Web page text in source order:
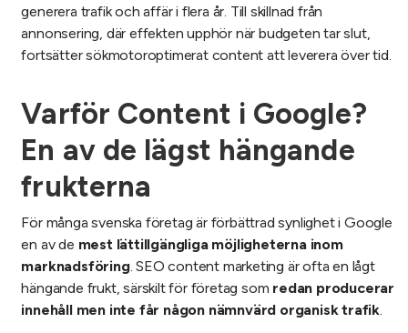
generera trafik och affär i flera år. Till skillnad från
annonsering, där effekten upphör när budgeten tar slut,
fortsätter sökmotoroptimerat content att leverera över tid.
Varför Content i Google?
En av de lägst hängande
frukterna
För många svenska företag är förbättrad synlighet i Google
en av de mest lättillgängliga möjligheterna inom
marknadsföring. SEO content marketing är ofta en lågt
hängande frukt, särskilt för företag som redan producerar
innehåll men inte får någon nämnvärd organisk trafik.